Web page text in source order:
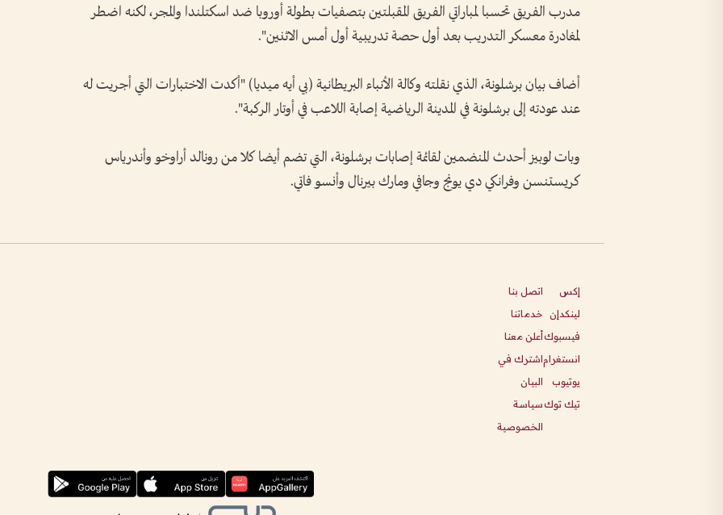
مدرب الفريق تحسبا لمباراتي الفريق المقبلتين بتصفيات بطولة أوروبا ضد اسكتلندا والمجر، لكنه اضطر
لمغادرة معسكر التدريب بعد أول حصة تدريبية أول أمس الاثنين".
أضاف بيان برشلونة، الذي نقلته وكالة الأنباء البريطانية (بي أيه ميديا) "أكدت الاختبارات التي أجريت له
عند عودته إلى برشلونة في المدينة الرياضية إصابة اللاعب في أوتار الركبة".
وبات لوبيز أحدث المنضمين لقائمة إصابات برشلونة، التي تضم أيضا كلا من رونالد أراوخو وأندرياس
كريستنسن وفرانكي دي يونج وجافي ومارك بيرنال وأنسو فاتي.
إكس
لينكدإن
فيسبوك
انستغرام
يوتيوب
تيك توك
اتصل بنا
خدماتنا
أعلن معنا
اشترك في
البيان
سياسة
الخصوصية